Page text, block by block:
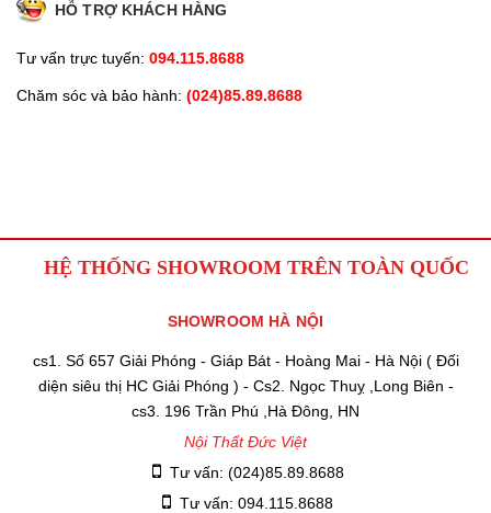
HỖ TRỢ KHÁCH HÀNG
Tư vấn trực tuyến: 094.115.8688
Chăm sóc và bảo hành: (024)85.89.8688
HỆ THỐNG SHOWROOM TRÊN TOÀN QUỐC
SHOWROOM HÀ NỘI
cs1. Số 657 Giải Phóng - Giáp Bát - Hoàng Mai - Hà Nội ( Đối
diện siêu thị HC Giải Phóng ) - Cs2. Ngọc Thuỵ ,Long Biên -
cs3. 196 Trần Phú ,Hà Đông, HN
Nội Thất Đức Việt
Tư vấn: (024)85.89.8688
Tư vấn: 094.115.8688